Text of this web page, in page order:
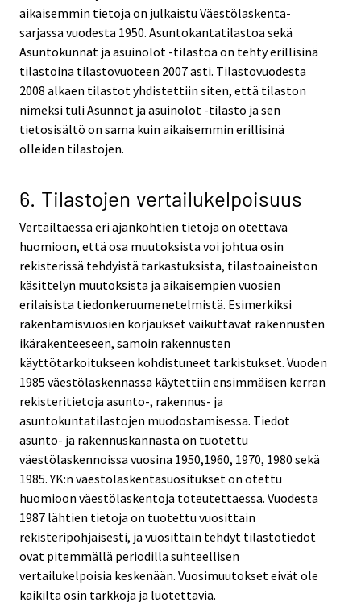
aikaisemmin tietoja on julkaistu Väestölaskenta-
sarjassa vuodesta 1950. Asuntokantatilastoa sekä
Asuntokunnat ja asuinolot -tilastoa on tehty erillisinä
tilastoina tilastovuoteen 2007 asti. Tilastovuodesta
2008 alkaen tilastot yhdistettiin siten, että tilaston
nimeksi tuli Asunnot ja asuinolot -tilasto ja sen
tietosisältö on sama kuin aikaisemmin erillisinä
olleiden tilastojen.
6. Tilastojen vertailukelpoisuus
Vertailtaessa eri ajankohtien tietoja on otettava
huomioon, että osa muutoksista voi johtua osin
rekisterissä tehdyistä tarkastuksista, tilastoaineiston
käsittelyn muutoksista ja aikaisempien vuosien
erilaisista tiedonkeruumenetelmistä. Esimerkiksi
rakentamisvuosien korjaukset vaikuttavat rakennusten
ikärakenteeseen, samoin rakennusten
käyttötarkoitukseen kohdistuneet tarkistukset. Vuoden
1985 väestölaskennassa käytettiin ensimmäisen kerran
rekisteritietoja asunto-, rakennus- ja
asuntokuntatilastojen muodostamisessa. Tiedot
asunto- ja rakennuskannasta on tuotettu
väestölaskennoissa vuosina 1950,1960, 1970, 1980 sekä
1985. YK:n väestölaskentasuositukset on otettu
huomioon väestölaskentoja toteutettaessa. Vuodesta
1987 lähtien tietoja on tuotettu vuosittain
rekisteripohjaisesti, ja vuosittain tehdyt tilastotiedot
ovat pitemmällä periodilla suhteellisen
vertailukelpoisia keskenään. Vuosimuutokset eivät ole
kaikilta osin tarkkoja ja luotettavia.